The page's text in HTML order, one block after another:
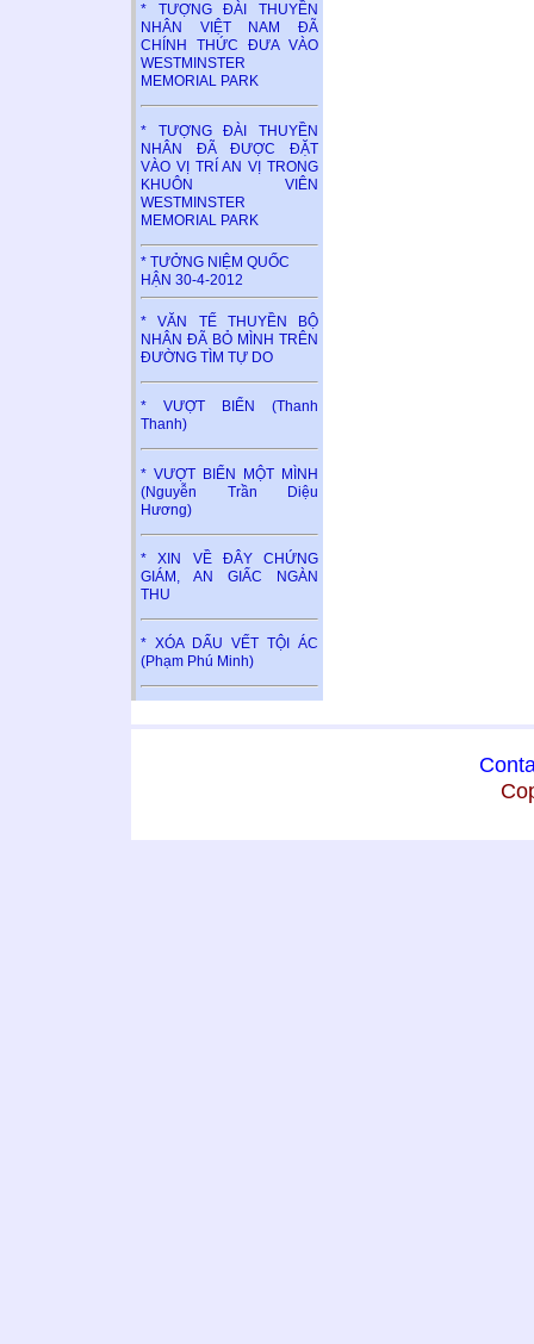
* TƯỢNG ĐÀI THUYỀN
NHÂN VIỆT NAM ĐÃ
CHÍNH THỨC ĐƯA VÀO
WESTMINSTER
MEMORIAL PARK
* TƯỢNG ĐÀI THUYỀN
NHÂN ĐÃ ĐƯỢC ĐẶT
VÀO VỊ TRÍ AN VỊ TRONG
KHUÔN VIÊN
WESTMINSTER
MEMORIAL PARK
* TƯỞNG NIỆM QUỐC
HẬN 30-4-2012
* VĂN TẾ THUYỀN BỘ
NHÂN ĐÃ BỎ MÌNH TRÊN
ĐƯỜNG TÌM TỰ DO
* VƯỢT BIỂN (Thanh
Thanh)
* VƯỢT BIỂN MỘT MÌNH
(Nguyễn Trần Diệu
Hương)
* XIN VỀ ĐÂY CHỨNG
GIÁM, AN GIẤC NGÀN
THU
* XÓA DẤU VẾT TỘI ÁC
(Phạm Phú Minh)